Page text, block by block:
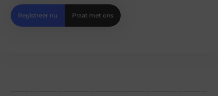
Registreer nu Praat met ons